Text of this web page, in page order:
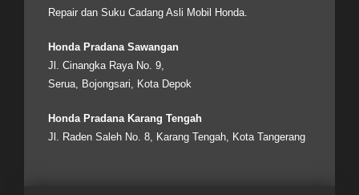
Repair dan Suku Cadang Asli Mobil Honda.
Honda Pradana Sawangan
Jl. Cinangka Raya No. 9,
Serua, Bojongsari, Kota Depok
Honda Pradana Karang Tengah
Jl. Raden Saleh No. 8, Karang Tengah, Kota Tangerang